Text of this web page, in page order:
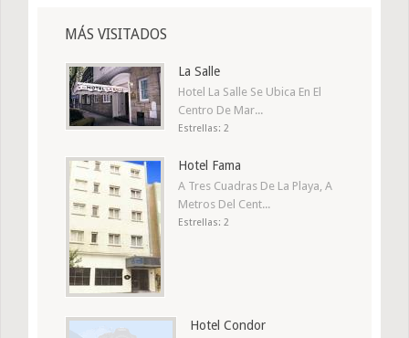
MÁS VISITADOS
La Salle
Hotel La Salle Se Ubica En El
Centro De Mar...
Estrellas: 2
Hotel Fama
A Tres Cuadras De La Playa, A
Metros Del Cent...
Estrellas: 2
Hotel Condor